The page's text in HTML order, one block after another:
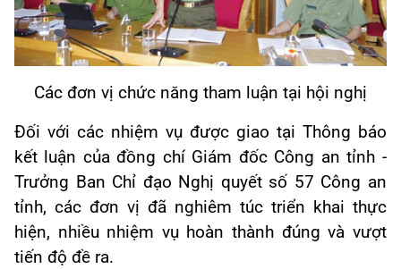
Các đơn vị chức năng tham luận tại hội nghị
Đối với các nhiệm vụ được giao tại Thông báo
kết luận của đồng chí Giám đốc Công an tỉnh -
Trưởng Ban Chỉ đạo Nghị quyết số 57 Công an
tỉnh, các đơn vị đã nghiêm túc triển khai thực
hiện, nhiều nhiệm vụ hoàn thành đúng và vượt
tiến độ đề ra.